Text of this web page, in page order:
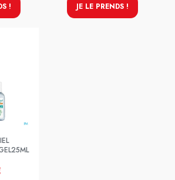
! JE LE PRENDS !